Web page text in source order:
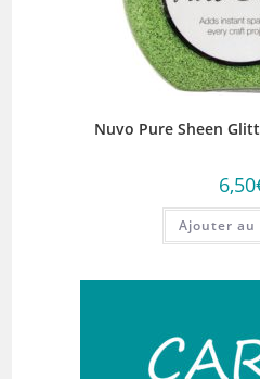
Nuvo Pure Sheen
6,50
Ajouter au